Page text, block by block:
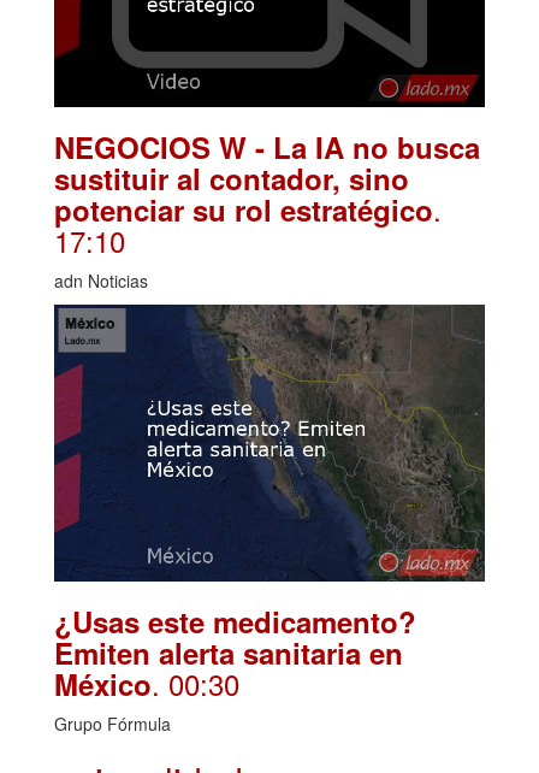
NEGOCIOS W - La IA no busca
sustituir al contador, sino
potenciar su rol estratégico.
17:10
adn Noticias
¿Usas este medicamento?
Emiten alerta sanitaria en
México. 00:30
Grupo Fórmula